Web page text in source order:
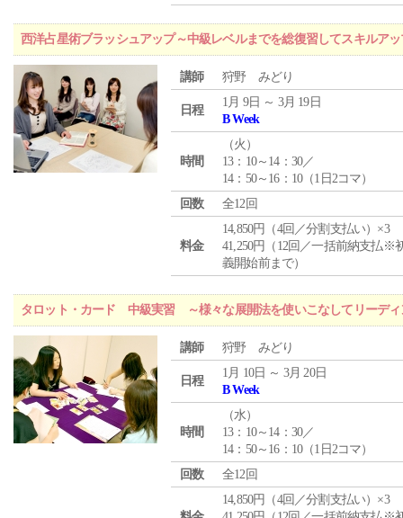
西洋占星術ブラッシュアップ～中級レベルまでを総復習してスキルア
講師 狩野 みどり
日程
1月 9日 ～ 3月 19日
B Week
時間
（火 ）
13：10～14：30／
14：50～16：10（1日2コマ）
回数
全12回
料金
14,850円（4回／分割支払い）×3
41,250円（12回／一括前納支払※
義開始前まで）
タロット・カード 中級実習 ～様々な展開法を使いこなしてリーディ
講師 狩野 みどり
日程
1月 10日 ～ 3月 20日
B Week
時間
（水）
13：10～14：30／
14：50～16：10（1日2コマ）
回数
全12回
14,850円（4回／分割支払い）×3